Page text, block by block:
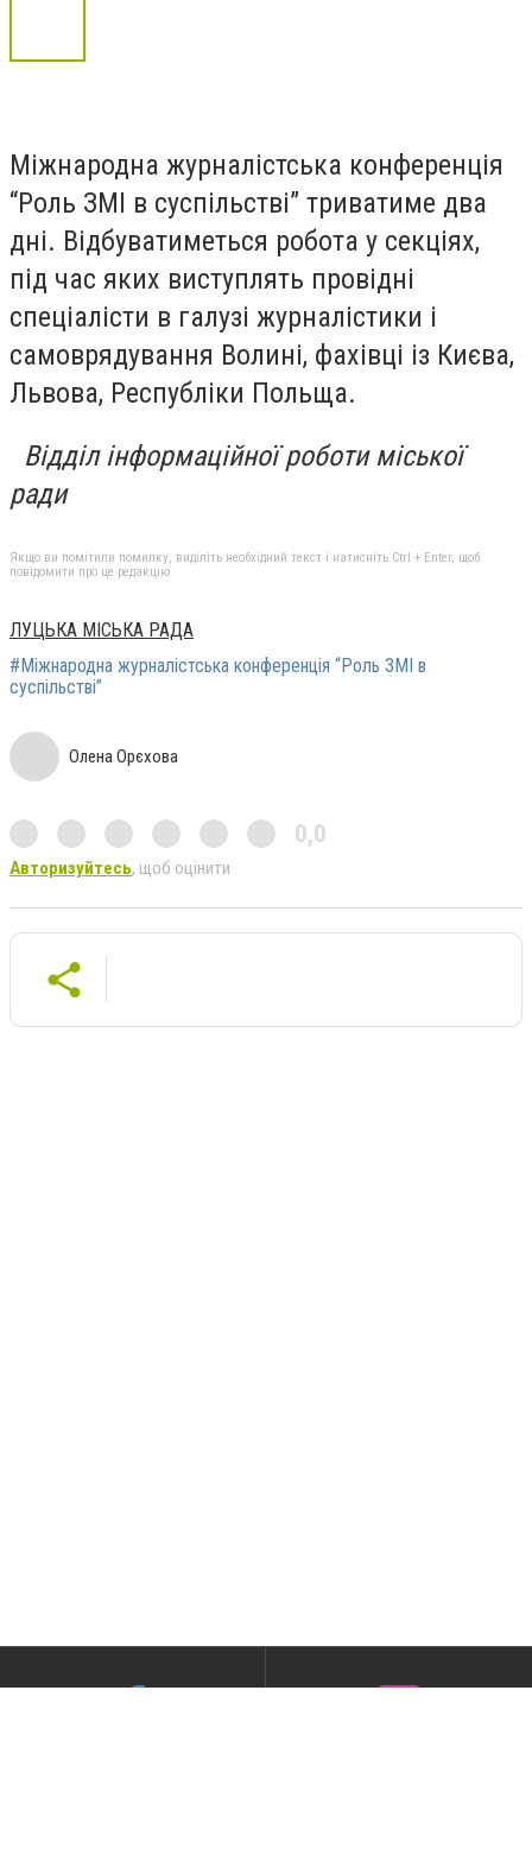
Міжнародна журналістська конференція
“Роль ЗМІ в суспільстві” триватиме два
дні. Відбуватиметься робота у секціях,
під час яких виступлять провідні
спеціалісти в галузі журналістики і
самоврядування Волині, фахівці із Києва,
Львова, Республіки Польща.
Відділ інформаційної роботи міської
ради
Якщо ви помітили помилку, виділіть необхідний текст і натисніть Ctrl + Enter, щоб
повідомити про це редакцію
ЛУЦЬКА МІСЬКА РАДА
#Міжнародна журналістська конференція “Роль ЗМІ в
суспільстві”
Олена Орєхова
0,0
Авторизуйтесь, щоб оцінити